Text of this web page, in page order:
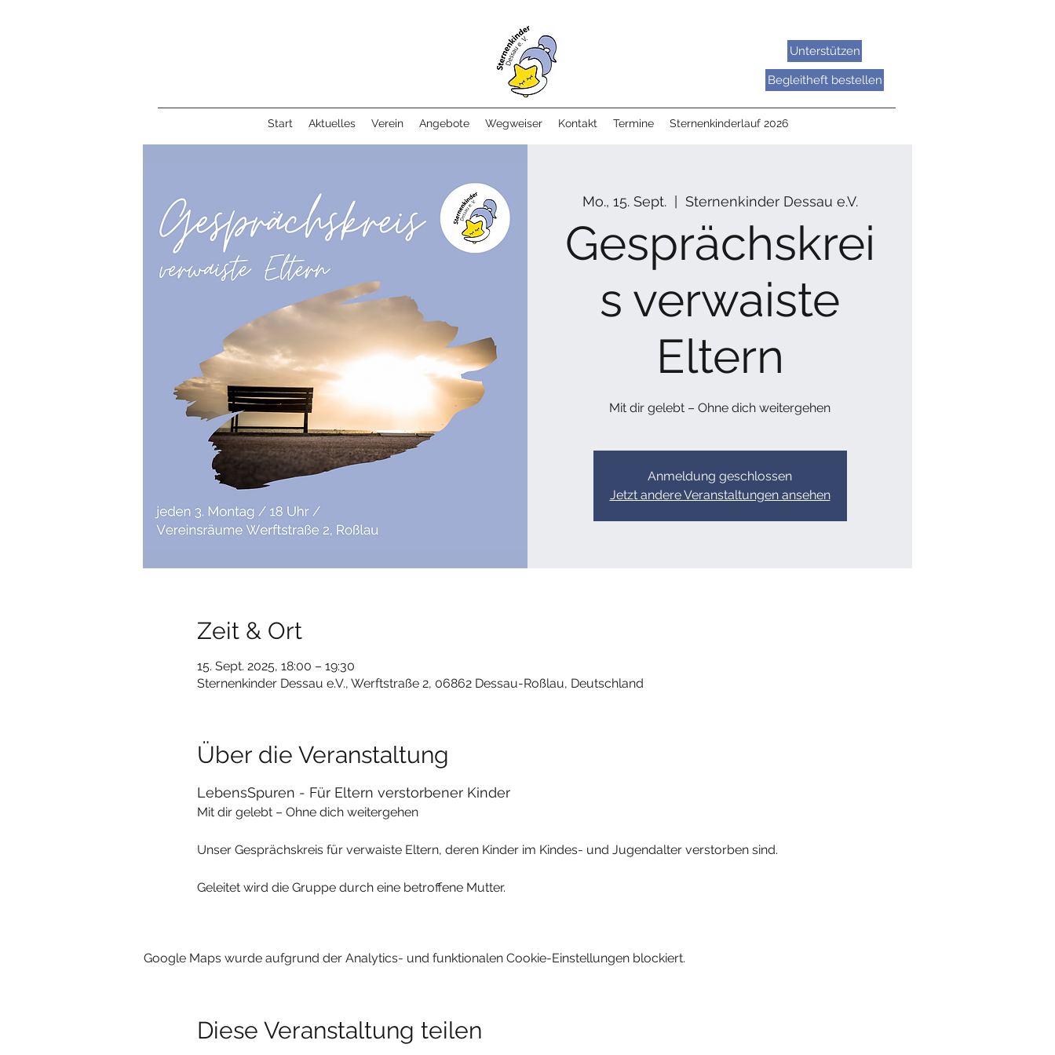
Unterstützen
Begleitheft bestellen
Start Aktuelles Verein Angebote Wegweiser Kontakt Termine Sternenkinderlauf 2026
Mo., 15. Sept.
  |
Sternenkinder Dessau e.V.
Gesprächskrei
s verwaiste
Eltern
Mit dir gelebt – Ohne dich weitergehen​
Anmeldung geschlossen
Jetzt andere Veranstaltungen ansehen
Zeit & Ort
15. Sept. 2025, 18:00 – 19:30
Sternenkinder Dessau e.V., Werftstraße 2, 06862 Dessau-Roßlau, Deutschland
Über die Veranstaltung
LebensSpuren - Für Eltern verstorbener Kinder
Mit dir gelebt – Ohne dich weitergehen​
Unser Gesprächskreis für verwaiste Eltern, deren Kinder im Kindes- und Jugendalter verstorben sind.
Geleitet wird die Gruppe durch eine betroffene Mutter.
Google Maps wurde aufgrund der Analytics- und funktionalen Cookie-Einstellungen blockiert.
Diese Veranstaltung teilen